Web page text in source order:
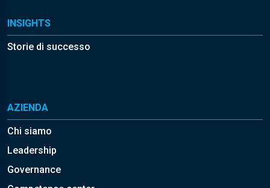
INSIGHTS
Storie di successo
AZIENDA
Chi siamo
Leadership
Governance